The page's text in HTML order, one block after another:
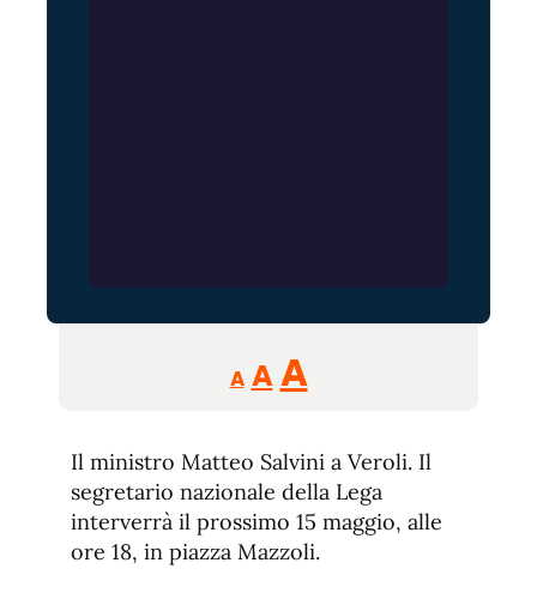
A
Reducir
tamaño
A Restablecer
de
fuente
AAumentar
de
fuente.
Il ministro Matteo Salvini a Veroli. Il
segretario nazionale della Lega
interverrà il prossimo 15 maggio, alle
ore 18, in piazza Mazzoli.